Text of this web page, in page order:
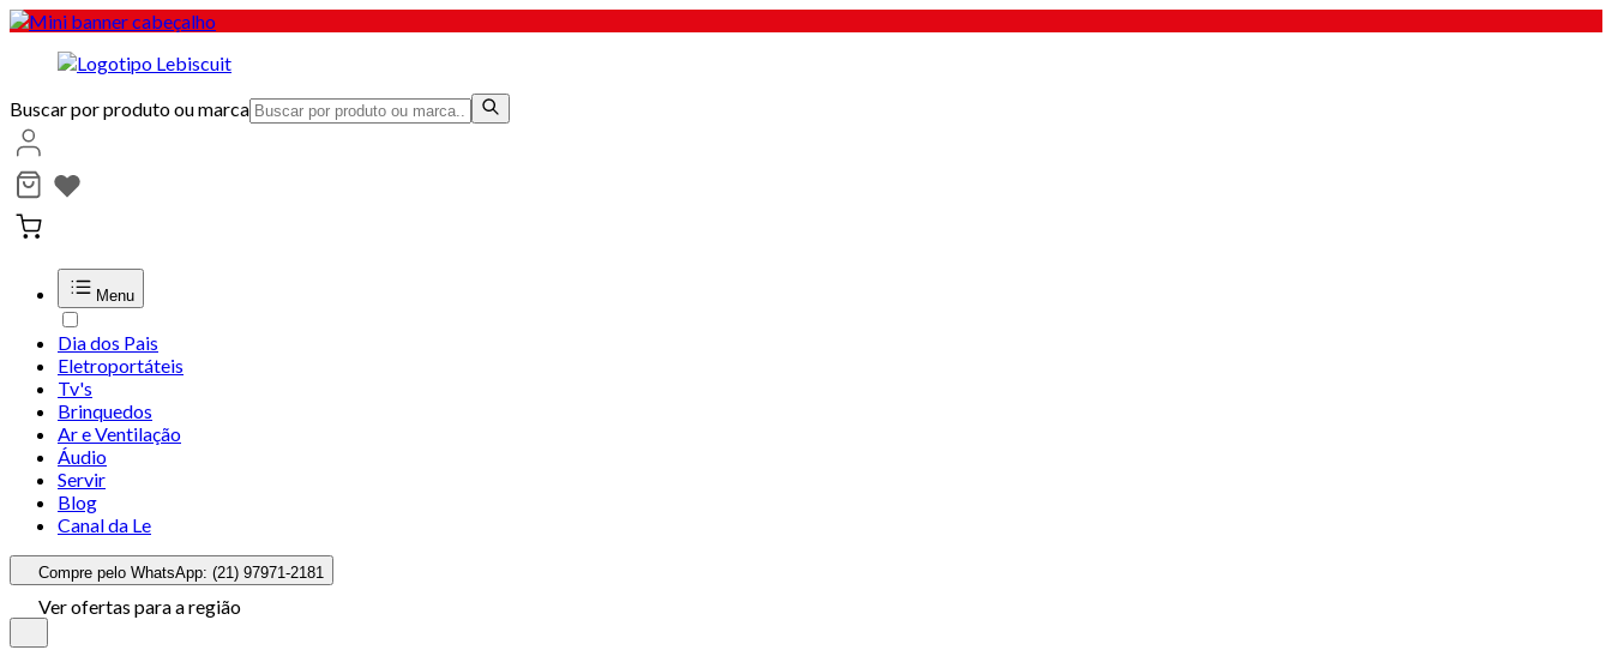
Buscar por produto ou marca
Menu
Dia dos Pais
Eletroportáteis
Tv's
Brinquedos
Ar e Ventilação
Áudio
Servir
Blog
Canal da Le
Compre pelo WhatsApp: (21) 97971-2181
Ver ofertas para a região